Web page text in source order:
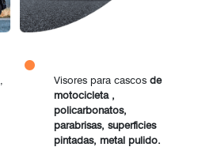
Visores para cascos de
motocicleta ,
policarbonatos,
parabrisas, superficies
pintadas, metal pulido.